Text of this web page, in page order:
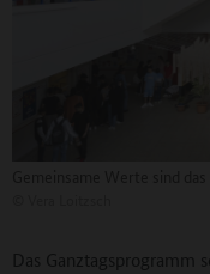
Das